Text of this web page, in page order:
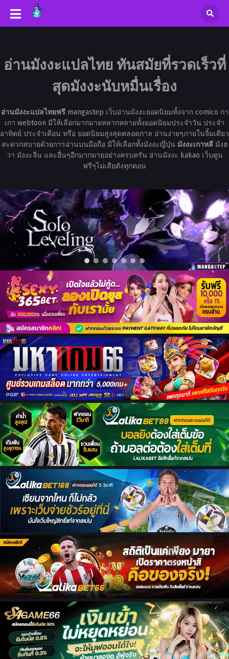
อ่านมังงะแปลไทย ทันสมัยที่รวดเร็วที่
สุดมังงะนับหมื่นเรื่อง
อ่านมังงะแปลไทยฟรีmangastep เว็บอ่านมังงะยอดนิยมทั้งจาก comico กา
เกา webtoon มีให้เลือกมากมายหลากหลายทั้งยอดนิยมประจำวัน ประจำ
อาทิตย์ ประจำเดือน หรือ ยอดนิยมสูงสุดตลอดกาล อ่านง่ายๆภายในจิ้มเดียว
สะดวกสบายด้วยการอ่านบนมือถือ มีให้เลือกทั้งมังงะญี่ปุ่น มังงะเกาหลีมังฮ
วา มังงะจีน และอื่นๆอีกมากมายอย่างครบครัน อ่านมังงะ kakao เว็บตูน
ฟรีๆไม่เสียตังทุกตอน